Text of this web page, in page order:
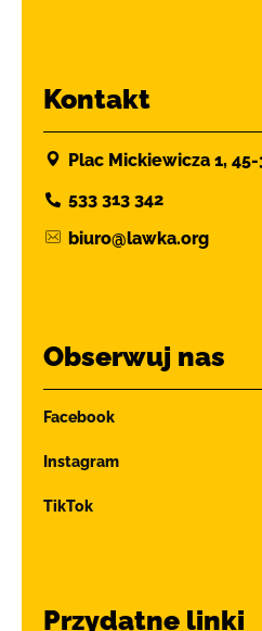
Kontakt
Plac Mickiewicza 1,
533 313 342
biuro@lawka.org
Obserwuj nas
Facebook
Instagram
TikTok
Przydatne linki